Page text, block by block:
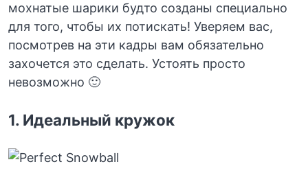
мохнатые шарики будто созданы специально
для того, чтобы их потискать! Уверяем вас,
посмотрев на эти кадры вам обязательно
захочется это сделать. Устоять просто
невозможно 🙂
1. Идеальный кружок